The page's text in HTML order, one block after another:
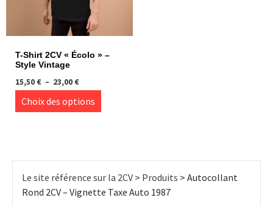
du
T-Shirt 2CV « Écolo » –
Style Vintage
15,50€ – 23,00€Plage
de
prix :
15,50 €
Choix des options
options
peuvent
Le site référence sur la 2CV > Produits > Autocollant
Rond 2CV – Vignette Taxe Auto 1987